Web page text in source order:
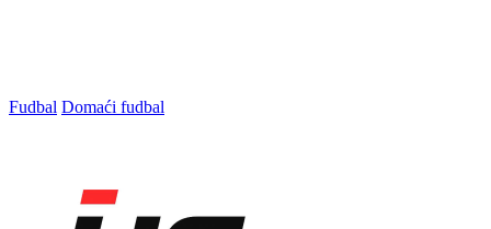
Fudbal Domaći fudbal